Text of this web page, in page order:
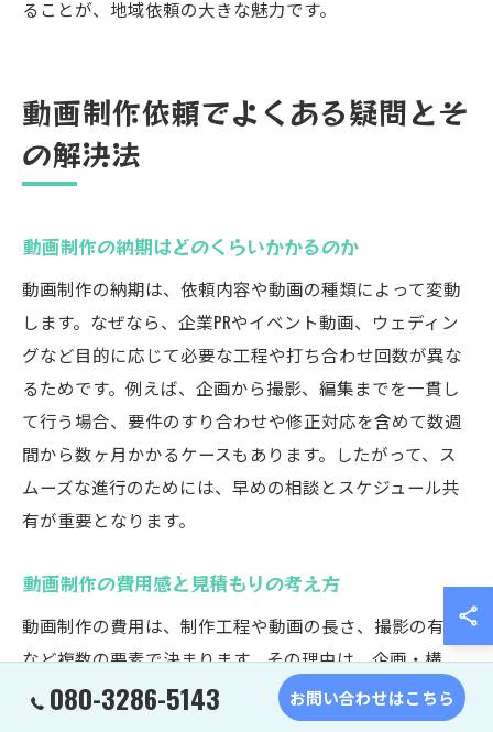
ることが、地域依頼の大きな魅力です。
動画制作依頼でよくある疑問とそ
の解決法
動画制作の納期はどのくらいかかるのか
動画制作の納期は、依頼内容や動画の種類によって変動
します。なぜなら、企業PRやイベント動画、ウェディン
グなど目的に応じて必要な工程や打ち合わせ回数が異な
るためです。例えば、企画から撮影、編集までを一貫し
て行う場合、要件のすり合わせや修正対応を含めて数週
間から数ヶ月かかるケースもあります。したがって、ス
ムーズな進行のためには、早めの相談とスケジュール共
有が重要となります。
動画制作の費用感と見積もりの考え方
動画制作の費用は、制作工程や動画の長さ、撮影の有無
など複数の要素で決まります。その理由は、企画・構
成・撮影・編集など各工程ごとに専門的な作業や人員が
必要になるためです。たとえば、シンプルな紹介動画と
080-3286-5143 お問い合わせはこちら